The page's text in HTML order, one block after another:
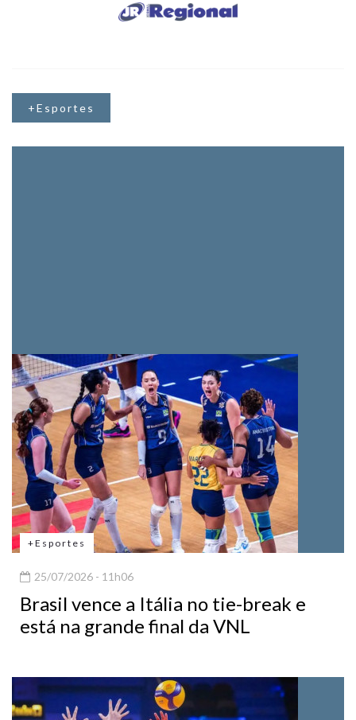
+Esportes
+Esportes
25/07/2026 - 11h06
Brasil vence a Itália no tie-break e
está na grande final da VNL